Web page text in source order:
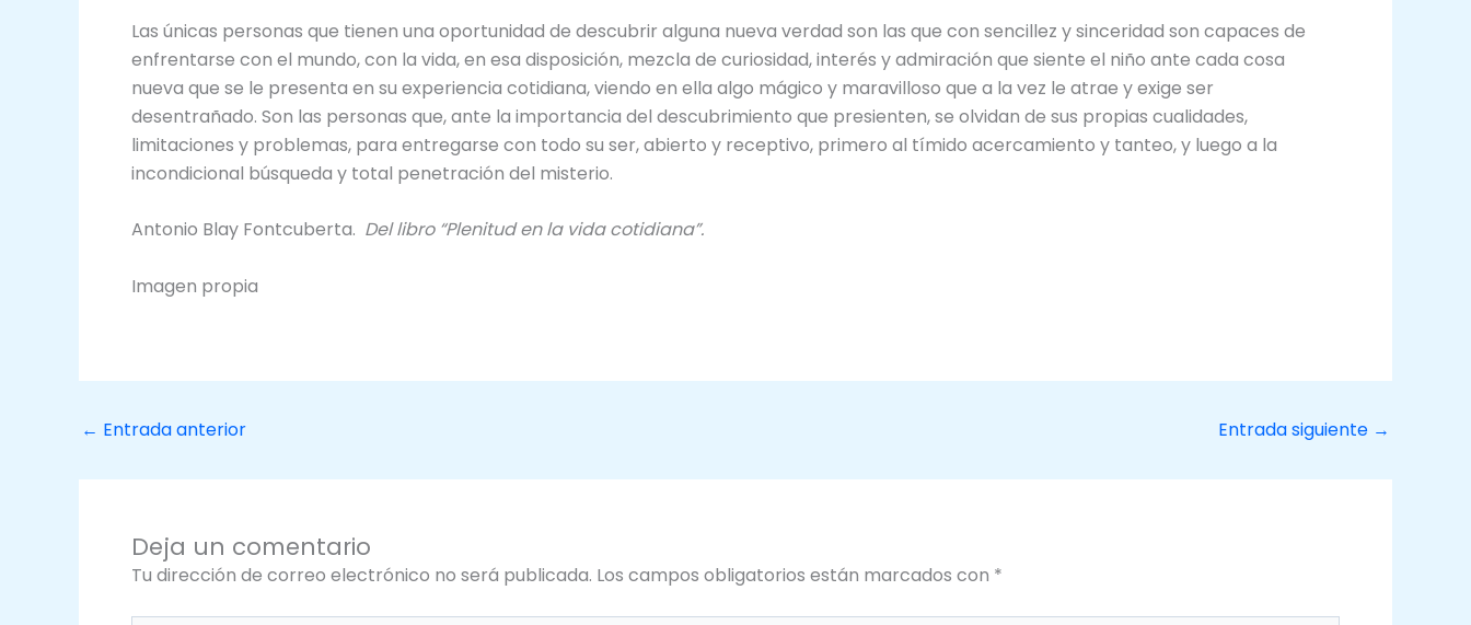
Las únicas personas que tienen una oportunidad de descubrir alguna nueva verdad son las que con sencillez y sinceridad son capaces de
enfrentarse con el mundo, con la vida, en esa disposición, mezcla de curiosidad, interés y admiración que siente el niño ante cada cosa
nueva que se le presenta en su experiencia cotidiana, viendo en ella algo mágico y maravilloso que a la vez le atrae y exige ser
desentrañado. Son las personas que, ante la importancia del descubrimiento que presienten, se olvidan de sus propias cualidades,
limitaciones y problemas, para entregarse con todo su ser, abierto y receptivo, primero al tímido acercamiento y tanteo, y luego a la
incondicional búsqueda y total penetración del misterio.
Antonio Blay Fontcuberta. Del libro “Plenitud en la vida cotidiana”.
Imagen propia
← Entrada anterior Entrada siguiente →
Deja un comentario
Tu dirección de correo electrónico no será publicada. Los campos obligatorios están marcados con *